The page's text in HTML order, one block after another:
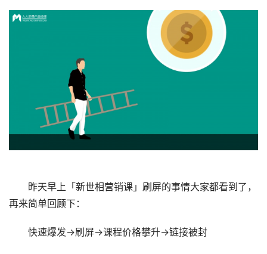
昨天早上「新世相营销课」刷屏的事情大家都看到了，
再来简单回顾下：
快速爆发→刷屏→课程价格攀升→链接被封